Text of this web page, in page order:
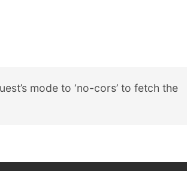
mode to ‘no-cors’ to fetch the